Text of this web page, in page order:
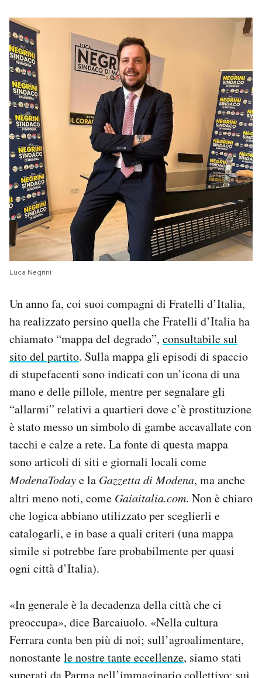
Luca Negrini
Un anno fa, coi suoi compagni di Fratelli d’Italia,
ha realizzato persino quella che Fratelli d’Italia ha
chiamato “mappa del degrado”, consultabile sul
sito del partito. Sulla mappa gli episodi di spaccio
di stupefacenti sono indicati con un’icona di una
mano e delle pillole, mentre per segnalare gli
“allarmi” relativi a quartieri dove c’è prostituzione
è stato messo un simbolo di gambe accavallate con
tacchi e calze a rete. La fonte di questa mappa
sono articoli di siti e giornali locali come
ModenaTodaye la Gazzetta di Modena, ma anche
altri meno noti, come Gaiaitalia.com. Non è chiaro
che logica abbiano utilizzato per sceglierli e
catalogarli, e in base a quali criteri (una mappa
simile si potrebbe fare probabilmente per quasi
ogni città d’Italia).
«In generale è la decadenza della città che ci
preoccupa», dice Barcaiuolo. «Nella cultura
Ferrara conta ben più di noi; sull’agroalimentare,
nonostantele nostre tante eccellenze, siamo stati